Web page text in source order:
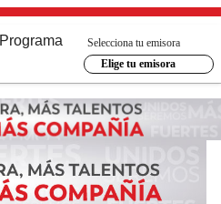
Programa
Selecciona tu emisora
Elige tu emisora